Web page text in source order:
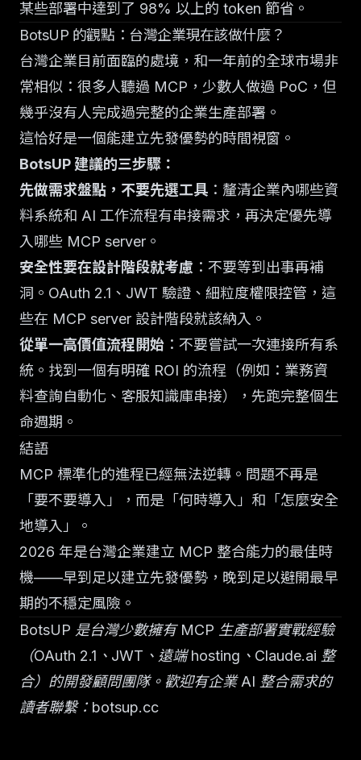
某些部署中達到了 98% 以上的 token 節省。
BotsUP 的觀點：台灣企業現在該做什麼？
台灣企業目前面臨的處境，和一年前的全球市場非
常相似：很多人聽過 MCP，少數人做過 PoC，但
幾乎沒有人完成過完整的企業生產部署。
這恰好是一個能建立先發優勢的時間視窗。
BotsUP 建議的三步驟：
先做需求盤點，不要先選工具 ：釐清企業內哪些資
料系統和 AI 工作流程有串接需求，再決定優先導
入哪些 MCP server。
安全性要在設計階段就考慮 ：不要等到出事再補
洞。OAuth 2.1、JWT 驗證、細粒度權限控管，這
些在 MCP server 設計階段就該納入。
從單一高價值流程開始 ：不要嘗試一次連接所有系
統。找到一個有明確 ROI 的流程（例如：業務資
料查詢自動化、客服知識庫串接），先跑完整個生
命週期。
結語
MCP 標準化的進程已經無法逆轉。問題不再是
「要不要導入」，而是「何時導入」和「怎麼安全
地導入」。
2026 年是台灣企業建立 MCP 整合能力的最佳時
機——早到足以建立先發優勢，晚到足以避開最早
期的不穩定風險。
BotsUP 是台灣少數擁有 MCP 生產部署實戰經驗
（OAuth 2.1、JWT、遠端 hosting、Claude.ai 整
合）的開發顧問團隊。歡迎有企業 AI 整合需求的
讀者聯繫： botsup.cc